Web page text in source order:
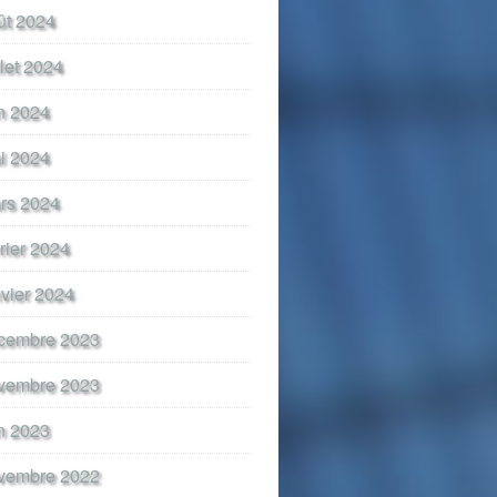
2024
2024
2024
2024
2024
2024
2024
2023
2023
2023
2022